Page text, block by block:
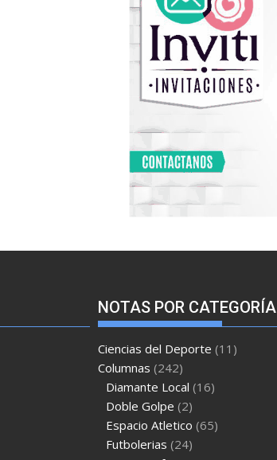
NOTAS POR CATEGORÍA
Ciencias del Deporte (11)
Columnas (242)
Diamante Local (16)
Doble Golpe (2)
Espacio Atletico (65)
Futbolerias (24)